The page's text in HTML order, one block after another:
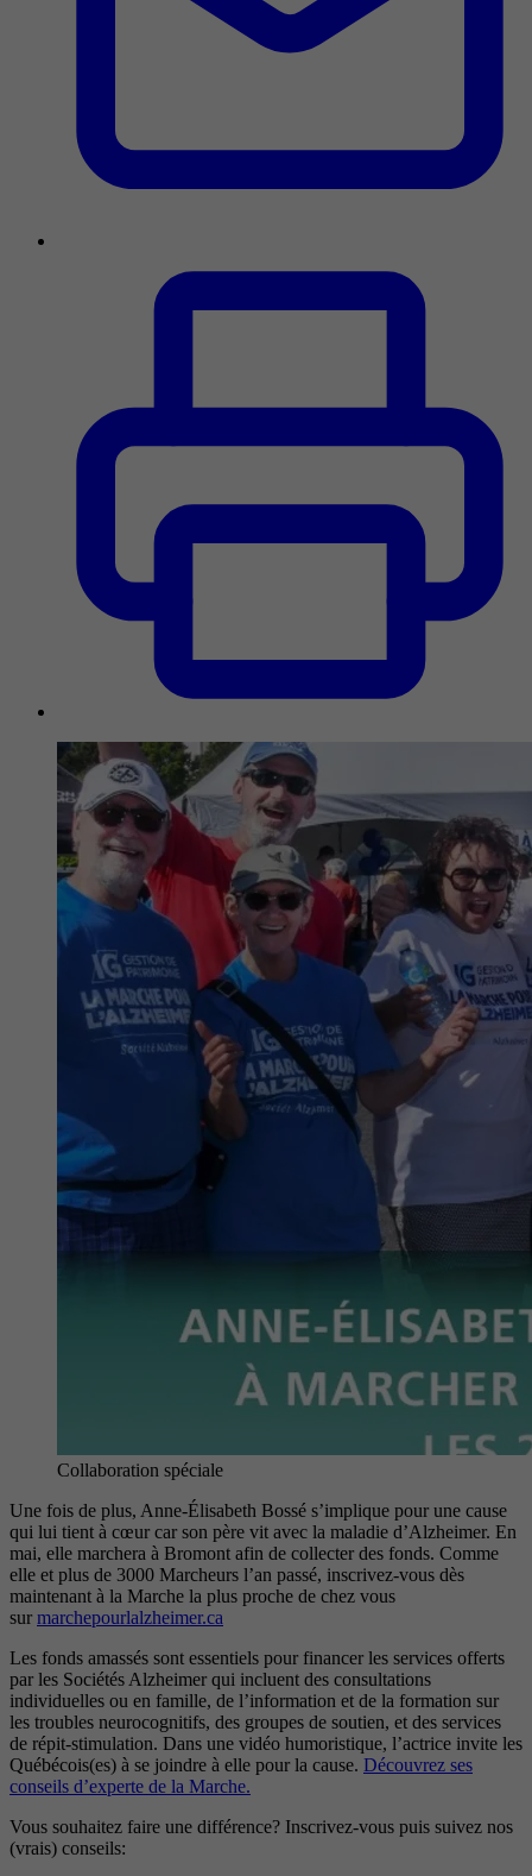
Collaboration spéciale
Une fois de plus, Anne-Élisabeth Bossé s’implique pour une cause
qui lui tient à cœur car son père vit avec la maladie d’Alzheimer. En
mai, elle marchera à Bromont afin de collecter des fonds. Comme
elle et plus de 3000 Marcheurs l’an passé, inscrivez-vous dès
maintenant à la Marche la plus proche de chez vous
sur marchepourlalzheimer.ca
Les fonds amassés sont essentiels pour financer les services offerts
par les Sociétés Alzheimer qui incluent des consultations
individuelles ou en famille, de l’information et de la formation sur
les troubles neurocognitifs, des groupes de soutien, et des services
de répit-stimulation. Dans une vidéo humoristique, l’actrice invite les
Québécois(es) à se joindre à elle pour la cause. Découvrez ses
conseils d’experte de la Marche.
Vous souhaitez faire une différence? Inscrivez-vous puis suivez nos
(vrais) conseils: